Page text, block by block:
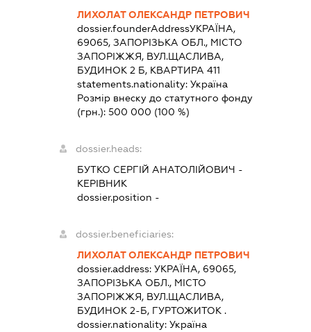
ЛИХОЛАТ ОЛЕКСАНДР ПЕТРОВИЧ
dossier.founderAddressУКРАЇНА,
69065, ЗАПОРІЗЬКА ОБЛ., МІСТО
ЗАПОРІЖЖЯ, ВУЛ.ЩАСЛИВА,
БУДИНОК 2 Б, КВАРТИРА 411
statements.nationality:Україна
Розмір внеску до статутного фонду
(грн.):500 000 (100 %)
dossier.heads:
БУТКО СЕРГІЙ АНАТОЛІЙОВИЧ -
КЕРІВНИК
dossier.position -
dossier.beneficiaries:
ЛИХОЛАТ ОЛЕКСАНДР ПЕТРОВИЧ
dossier.address:УКРАЇНА, 69065,
ЗАПОРІЗЬКА ОБЛ., МІСТО
ЗАПОРІЖЖЯ, ВУЛ.ЩАСЛИВА,
БУДИНОК 2-Б, ГУРТОЖИТОК .
dossier.nationality:Україна